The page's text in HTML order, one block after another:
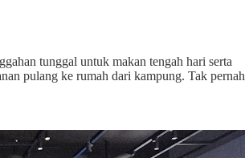
tunggal untuk makan tengah hari serta
pulang ke rumah dari kampung. Tak pernah